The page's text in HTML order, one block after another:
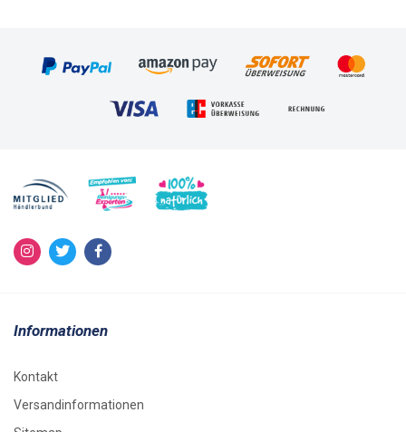
Informationen
Kontakt
Versandinformationen